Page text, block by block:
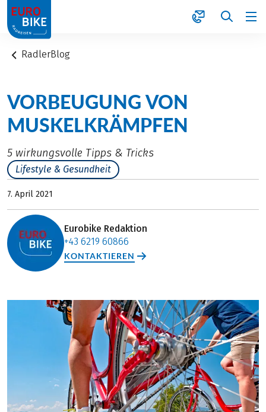
1
RadlerBlog
VORBEUGUNG VON
MUSKELKRÄMPFEN
5 wirkungsvolle Tipps & Tricks
Lifestyle & Gesundheit
7. April 2021
Eurobike Redaktion
+43 6219 60866
KONTAKTIEREN